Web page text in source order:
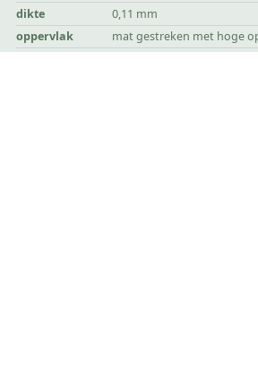
dikte
0,11 mm
oppervlak
mat gestreken met hoge